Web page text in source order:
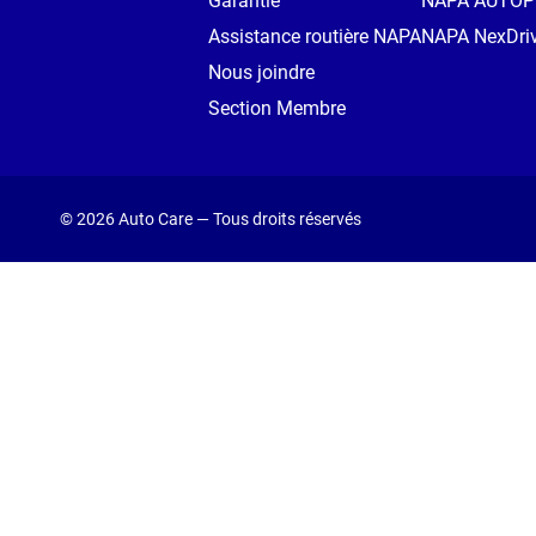
Assistance routière NAPA
Nous joindre
Section Membre
NAPA
© 2026 Auto Care — Tous droits réservés